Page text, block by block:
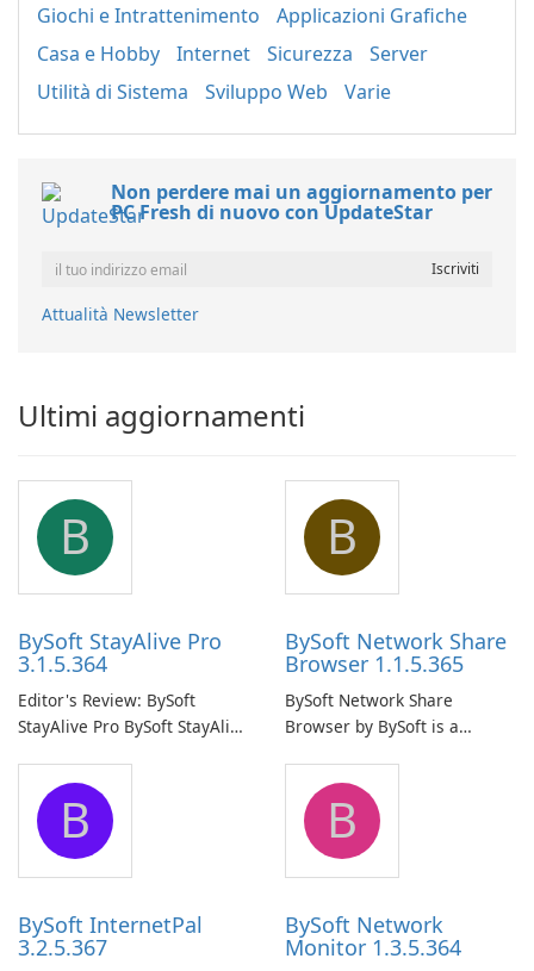
Giochi e Intrattenimento
Applicazioni Grafiche
Casa e Hobby
Internet Sicurezza
Server
Utilità di Sistema
Sviluppo Web Varie
Non perdere mai un aggiornamento per
PC Fresh di nuovo con UpdateStar
Attualità Newsletter
Ultimi aggiornamenti
B
BySoft StayAlive Pro
3.1.5.364
Editor's Review: BySoft
StayAlive Pro BySoft StayAlive
application designed to
ensure the continuous and
uninterrupted operation of
your computer system.
B
BySoft Network Share
Browser 1.1.5.365
BySoft Network Share
Browser by BySoft is a
application that allows users
to easily browse and manage
shared folders on their
network.
B
BySoft InternetPal
3.2.5.367
B
BySoft Network
Monitor 1.3.5.364